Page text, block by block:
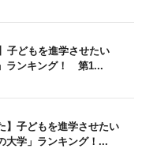
子どもを進学させたい
ランキング！ 第1...
】子どもを進学させたい
大学」ランキング！...